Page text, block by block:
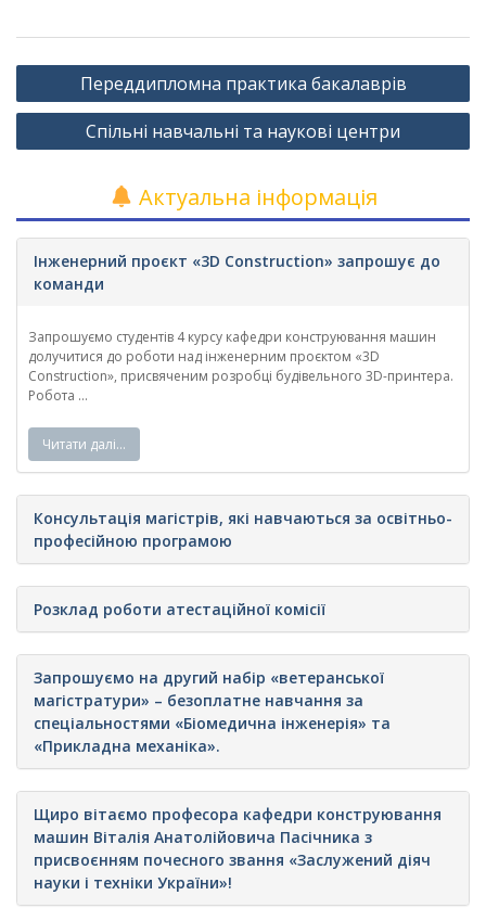
Навігація
записів
Переддипломна практика бакалаврів
Спільні навчальні та наукові центри
Актуальна інформація
Інженерний проєкт «3D Construction» запрошує до
команди
Запрошуємо студентів 4 курсу кафедри конструювання машин
долучитися до роботи над інженерним проєктом «3D
Construction», присвяченим розробці будівельного 3D-принтера.
Робота ...
Читати далі…
Консультація магістрів, які навчаються за освітньо-
професійною програмою
Розклад роботи атестаційної комісії
Запрошуємо на другий набір «ветеранської
магістратури» – безоплатне навчання за
спеціальностями «Біомедична інженерія» та
«Прикладна механіка».
Щиро вітаємо професора кафедри конструювання
машин Віталія Анатолійовича Пасічника з
присвоєнням почесного звання «Заслужений діяч
науки і техніки України»!